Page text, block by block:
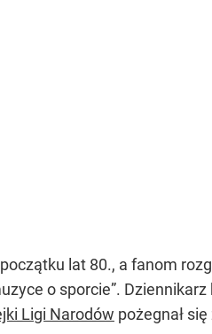
lat 80., a fanom
o sporcie”.
Ligi Narodów pożegnał